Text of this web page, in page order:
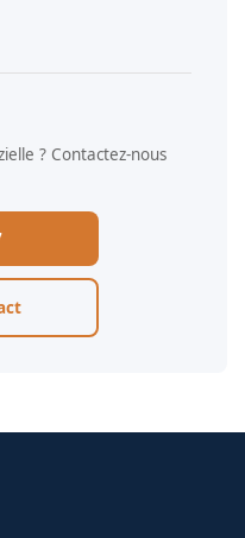
? Contactez-nous